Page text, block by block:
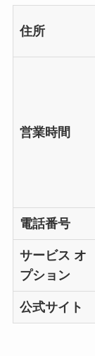
住所
営業時間
電話番号
サービス オ
プション
公式サイト